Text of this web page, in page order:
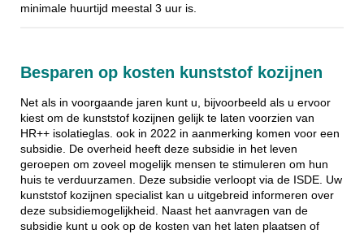
minimale huurtijd meestal 3 uur is.
Besparen op kosten kunststof kozijnen
Net als in voorgaande jaren kunt u, bijvoorbeeld als u ervoor
kiest om de kunststof kozijnen gelijk te laten voorzien van
HR++ isolatieglas. ook in 2022 in aanmerking komen voor een
subsidie. De overheid heeft deze subsidie in het leven
geroepen om zoveel mogelijk mensen te stimuleren om hun
huis te verduurzamen. Deze subsidie verloopt via de ISDE. Uw
kunststof kozijnen specialist kan u uitgebreid informeren over
deze subsidiemogelijkheid. Naast het aanvragen van de
subsidie kunt u ook op de kosten van het laten plaatsen of